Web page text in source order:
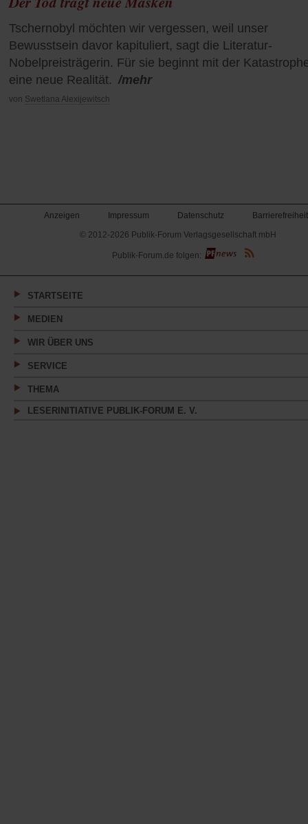
Tschernobyl möchten wir vergessen, weil unser
Bewusstsein davor kapituliert, sagt die Literatur-
Nobelpreisträgerin. Für sie beginnt mit der
eine neue Realität. /mehr
von Swetlana Alexijewitsch
Anzeigen Impressum Datenschutz
Barrierefreiheit
© 2012-2026 Publik-Forum Verlagsgesellschaft mbH
(Öffnet
in
neuen
Publik-Forum.de folgen:
STARTSEITE
MEDIEN
WIR ÜBER UNS
SERVICE
THEMA
LESERINITIATIVE PUBLIK-FORUM E. V.